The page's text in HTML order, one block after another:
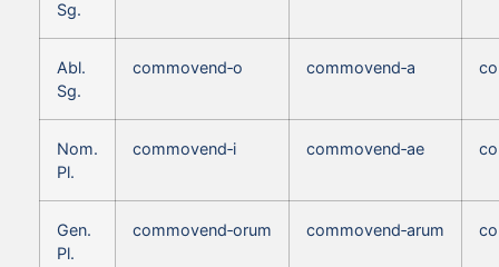
Sg.
Abl.
Sg.
commovend‑o commovend‑a
Nom.
Pl.
commovend‑i commovend‑ae
Gen.
Pl.
commovend‑orum commovend‑arum